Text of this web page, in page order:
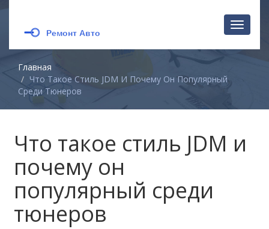
Главная
Что Такое Стиль JDM И Почему Он Популярный
Среди Тюнеров
Что такое стиль JDM и
почему он
популярный среди
тюнеров